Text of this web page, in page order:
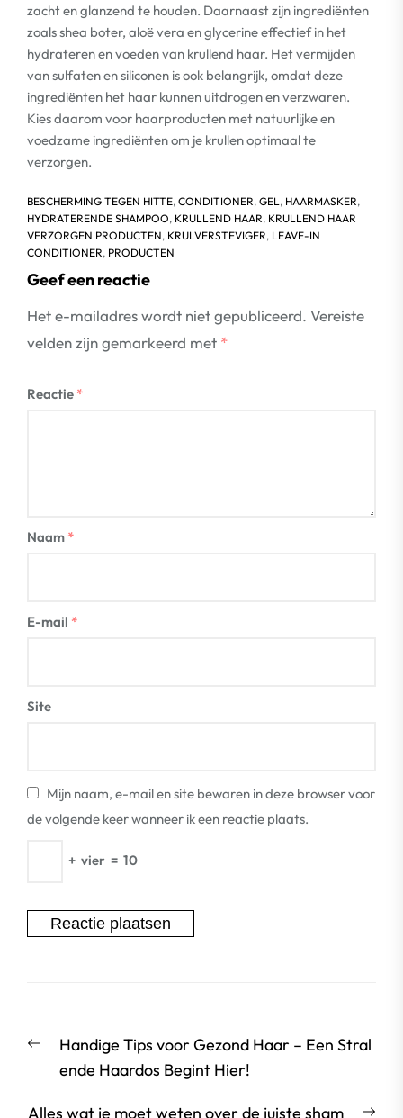
zacht en glanzend te houden. Daarnaast zijn ingrediënten
zoals shea boter, aloë vera en glycerine effectief in het
hydrateren en voeden van krullend haar. Het vermijden
van sulfaten en siliconen is ook belangrijk, omdat deze
ingrediënten het haar kunnen uitdrogen en verzwaren.
Kies daarom voor haarproducten met natuurlijke en
voedzame ingrediënten om je krullen optimaal te
verzorgen.
BESCHERMING TEGEN HITTE, CONDITIONER, GEL, HAARMASKER,
HYDRATERENDE SHAMPOO, KRULLEND HAAR, KRULLEND HAAR
VERZORGEN PRODUCTEN, KRULVERSTEVIGER, LEAVE-IN
CONDITIONER, PRODUCTEN
Geef een reactie
Het e-mailadres wordt niet gepubliceerd. Vereiste
velden zijn gemarkeerd met *
Reactie *
Naam *
E-mail *
Site
Mijn naam, e-mail en site bewaren in deze browser voor
de volgende keer wanneer ik een reactie plaats.
+ vier = 10
Vorige
bericht:
Handige Tips voor Gezond Haar – Een Stral
ende Haardos Begint Hier!
Alles wat je moet weten over de juiste sham